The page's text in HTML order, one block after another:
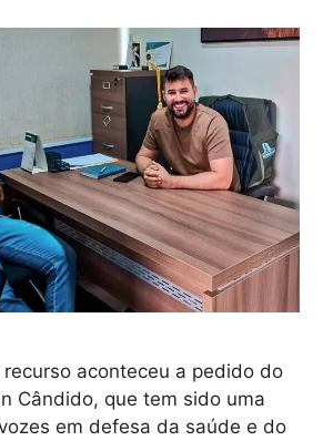
aconteceu a pedido do
Cândido, que tem sido uma
em defesa da saúde e do